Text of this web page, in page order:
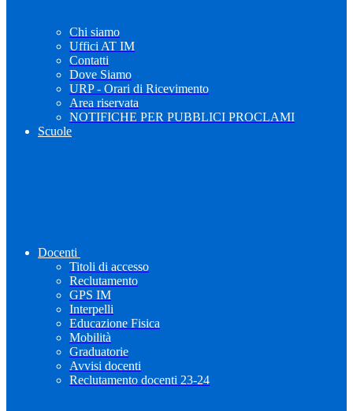
Chi siamo
Uffici AT IM
Contatti
Dove Siamo
URP - Orari di Ricevimento
Area riservata
NOTIFICHE PER PUBBLICI PROCLAMI
Scuole
Docenti
Titoli di accesso
Reclutamento
GPS IM
Interpelli
Educazione Fisica
Mobilità
Graduatorie
Avvisi docenti
Reclutamento docenti 23-24